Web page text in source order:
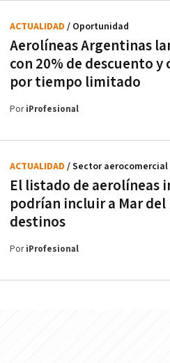
Aerolíneas Argentinas
con 20% de descuento
por tiempo limitado
ACTUALIDAD / Oportunidad
PoriProfesional
El listado de aerolíneas
podrían incluir a Mar del
destinos
ACTUALIDAD / Sector aerocomercial
PoriProfesional